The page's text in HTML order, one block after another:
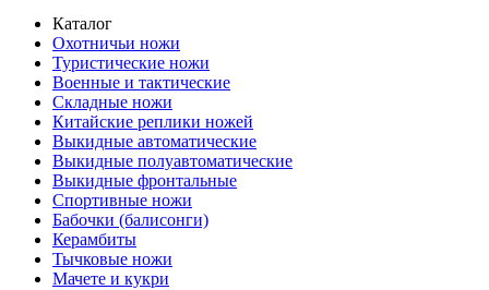
Каталог
Охотничьи ножи
Туристические ножи
Военные и тактические
Складные ножи
Китайские реплики ножей
Выкидные автоматические
Выкидные полуавтоматические
Выкидные фронтальные
Спортивные ножи
Бабочки (балисонги)
Керамбиты
Тычковые ножи
Мачете и кукри